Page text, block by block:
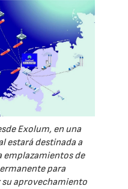
Exolum, en una
estará destinada a
emplazamientos de
para
aprovechamiento